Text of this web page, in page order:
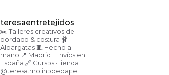
teresaentretejidos
✂️ Talleres creativos de
bordado & costura 🩰
Alpargatas🧵 Hecho a
mano 📍 Madrid · Envíos en
España 🔗 Cursos ·Tienda
@teresa.molinodepapel